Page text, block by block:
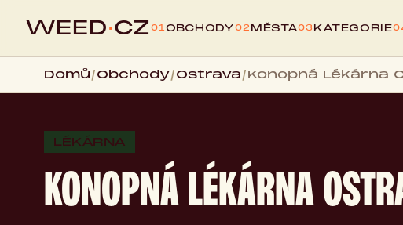
WEED·CZ 01OBCHODY02 MĚSTA03 KATEGORIE
Domů/Obchody/Ostrava/Konopná Lékárna
LÉKÁRNA
KONOPNÁ LÉKÁRNA